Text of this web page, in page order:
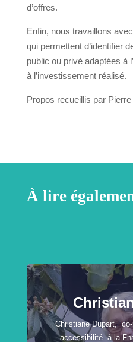
d’offres.
Enfin, nous travaillons
qui permettent d’identifier
public ou privé adaptées à
à l’investissement réalisé.
Propos recueillis par
À lire
Christiane Dupart,
accessibilité à la